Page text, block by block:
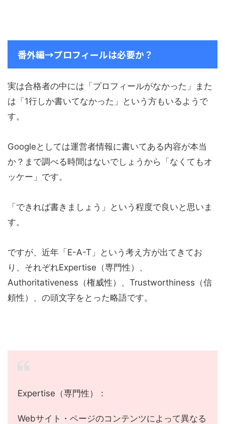
番外編→プロフィールは必要か？
実は合格者の中には「プロフィールがなかった」また
は「1行しか書いてなかった」という方もいるようで
す。
Googleとしては運営者情報に書いてある内容が本当
か？まで調べる時間はないでしょうから「なくてもオ
ッケー」です。
「できれば書きましょう」という程度で良いと思いま
す。
ですが、近年「E-A-T」という考え方が出てきてお
り、それぞれExpertise（専門性）、
Authoritativeness（権威性）、Trustworthiness（信
頼性）、の頭文字をとった略語です。
Expertise（専門性）：
Webサイト・ページのコンテンツによって異なる